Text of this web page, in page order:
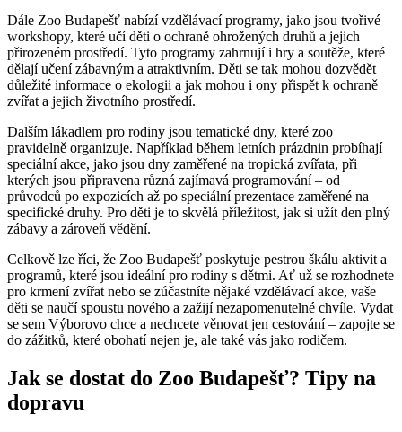
Dále Zoo Budapešť nabízí vzdělávací programy, jako jsou tvořivé
workshopy, které učí děti o ochraně ohrožených druhů a jejich
přirozeném prostředí. Tyto programy zahrnují i hry a soutěže, které
dělají učení zábavným a atraktivním. Děti se tak mohou dozvědět
důležité informace o ekologii a jak mohou i ony přispět k ochraně
zvířat a jejich životního prostředí.
Dalším lákadlem pro rodiny jsou tematické dny, které zoo
pravidelně organizuje. Například během letních prázdnin probíhají
speciální akce, jako jsou dny zaměřené na tropická zvířata, při
kterých jsou připravena různá zajímavá programování – od
průvodců po expozicích až po speciální prezentace zaměřené na
specifické druhy. Pro děti je to skvělá příležitost, jak si užít den plný
zábavy a zároveň vědění.
Celkově lze říci, že Zoo Budapešť poskytuje pestrou škálu aktivit a
programů, které jsou ideální pro rodiny s dětmi. Ať už se rozhodnete
pro krmení zvířat nebo se zúčastníte nějaké vzdělávací akce, vaše
děti se naučí spoustu nového a zažijí nezapomenutelné chvíle. Vydat
se sem Výborovo chce a nechcete věnovat jen cestování – zapojte se
do zážitků, které obohatí nejen je, ale také vás jako rodičem.
Jak se dostat do Zoo Budapešť? Tipy na
dopravu